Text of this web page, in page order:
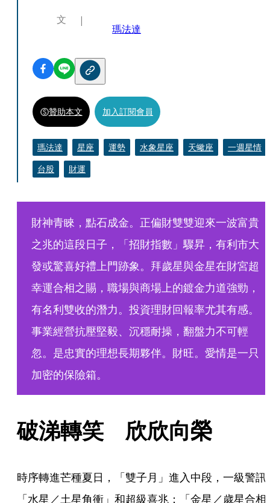
文
瑪法達
贊助本文 加入訂閱會員
瑪法達 星座 運勢 水象星座 天蠍座
一週星情
台股
財運
財神青睞，點石成金。正偏財雙雙迎來一波富貴
之兆的這段日子，「招財指數」驟昇，有利市大
發或驚喜好禮上門跡象。拜歲星與金星在財宮超
幸運合相之賜，職場與商場上的鍍金力道強勁，
有名利雙收的潛力。投資理財回報率尤其有感。
事業經營抗壓堅毅、沉穩耐操，翻盤力不可輕
忽。是忠實的理想長期夥伴。財旺。愛情是一只
加密的保險箱。
破涕轉笑　欣欣向榮
時序轉進芒種夏日，「雙子月」進入中段，一級警訊
「水星／土星角衝」和超級喜兆：「金星／歲星合相